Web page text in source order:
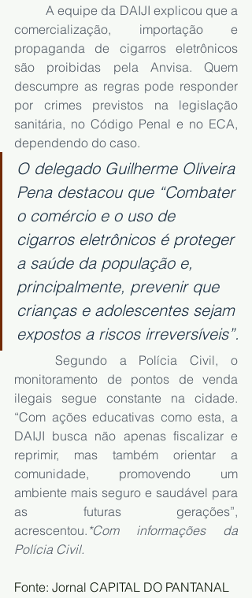
	A equipe da DAIJI explicou que a
comercialização, importação e
propaganda de cigarros eletrônicos
são proibidas pela Anvisa. Quem
descumpre as regras pode responder
por crimes previstos na legislação
sanitária, no Código Penal e no ECA,
dependendo do caso.
O delegado Guilherme Oliveira
Pena destacou que “Combater
o comércio e o uso de
cigarros eletrônicos é proteger
a saúde da população e,
principalmente, prevenir que
crianças e adolescentes sejam
expostos a riscos irreversíveis”.
monitoramento de pontos de venda
ilegais segue constante na cidade.
“Com ações educativas como esta, a
DAIJI busca não apenas fiscalizar e
reprimir, mas também orientar a
comunidade, promovendo um
ambiente mais seguro e saudável para
as futuras gerações”,
acrescentou. *Com informações da
Polícia Civil.
Fonte: Jornal CAPITAL DO PANTANAL